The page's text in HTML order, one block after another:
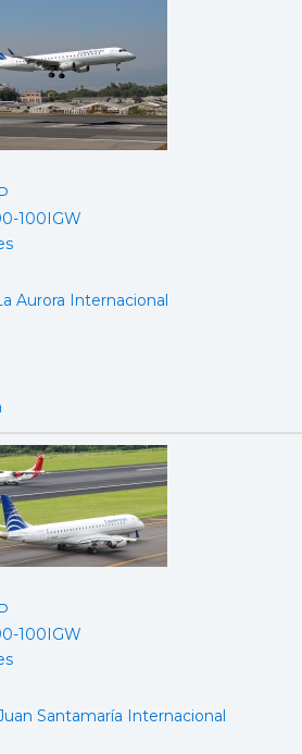
100IGW
Aurora Internacional
100IGW
Santamaría Internacional